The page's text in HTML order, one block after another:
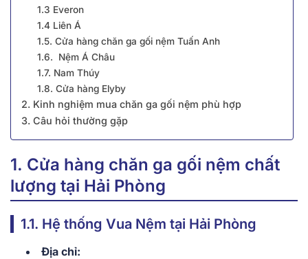
1.3 Everon
1.4 Liên Á
1.5. Cửa hàng chăn ga gối nệm Tuấn Anh
1.6. Nệm Á Châu
1.7. Nam Thúy
1.8. Cửa hàng Elyby
2. Kinh nghiệm mua chăn ga gối nệm phù hợp
3. Câu hỏi thường gặp
1. Cửa hàng chăn ga gối nệm chất
lượng tại Hải Phòng
1.1. Hệ thống Vua Nệm tại Hải Phòng
Địa chỉ: